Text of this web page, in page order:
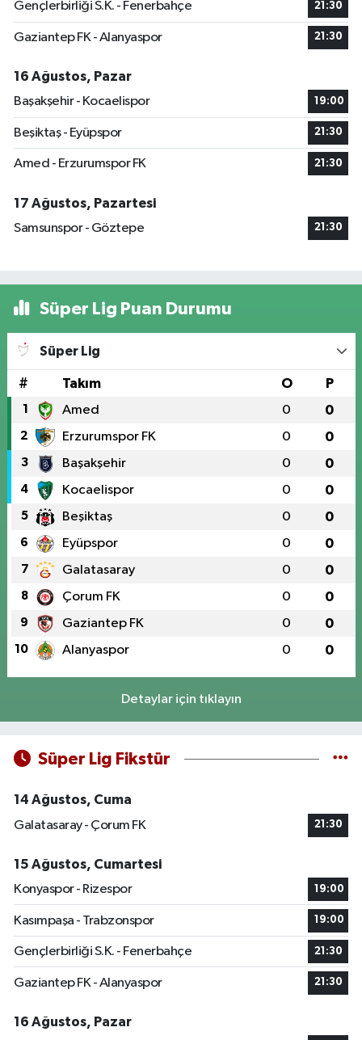
Gençlerbirliği S.K. - Fenerbahçe 21:30
Gaziantep FK - Alanyaspor 21:30
16 Ağustos, Pazar
Başakşehir - Kocaelispor
19:00
Beşiktaş - Eyüpspor 21:30
Amed - Erzurumspor FK 21:30
17 Ağustos, Pazartesi
Samsunspor - Göztepe
21:30
Süper Lig Puan Durumu
Süper Lig
# Takım O P
1 Amed 0 0
2 Erzurumspor FK 0 0
3 Başakşehir 0 0
4 Kocaelispor 0 0
5 Beşiktaş 0 0
6 Eyüpspor 0 0
7 Galatasaray 0 0
8 Çorum FK 0 0
9 Gaziantep FK 0 0
10 Alanyaspor 0 0
Detaylar için tıklayın
Süper Lig Fikstür
14 Ağustos, Cuma
Galatasaray - Çorum FK
21:30
15 Ağustos, Cumartesi
Konyaspor - Rizespor
19:00
Kasımpaşa - Trabzonspor 19:00
Gençlerbirliği S.K. - Fenerbahçe 21:30
Gaziantep FK - Alanyaspor 21:30
16 Ağustos, Pazar